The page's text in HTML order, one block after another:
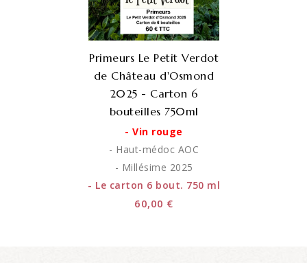
Primeurs Le Petit Verdot
de Château d'Osmond
2025 - Carton 6
bouteilles 750ml
- Vin rouge
- Haut-médoc AOC
- Millésime 2025
- Le carton 6 bout. 750 ml
60,00 €